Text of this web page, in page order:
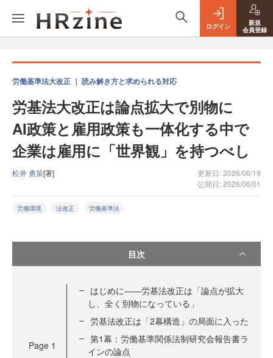
ログイン
新規
会員登録
労働基準法大改正 ｜ 読み解き方と求められる対応
労基法大改正は論点拡大で別物に
AI政策と雇用政策も一体化する中で
企業は雇用に「世界観」を持つべし
松井 勇策[著]
更新日: 2026/06/19
公開日: 2026/06/01
労働環境 法改正 労働基準法
目次
Page 1
はじめに——労基法改正は「論点が拡大
し、全く別物になっている」
労基法改正は「2幕構造」の局面に入った
第1幕：労働基準関係法制研究会報告書ラ
インの論点